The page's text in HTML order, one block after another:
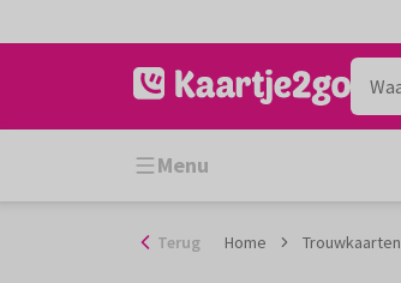
naar
Menu
Terug Home Trouwkaarten